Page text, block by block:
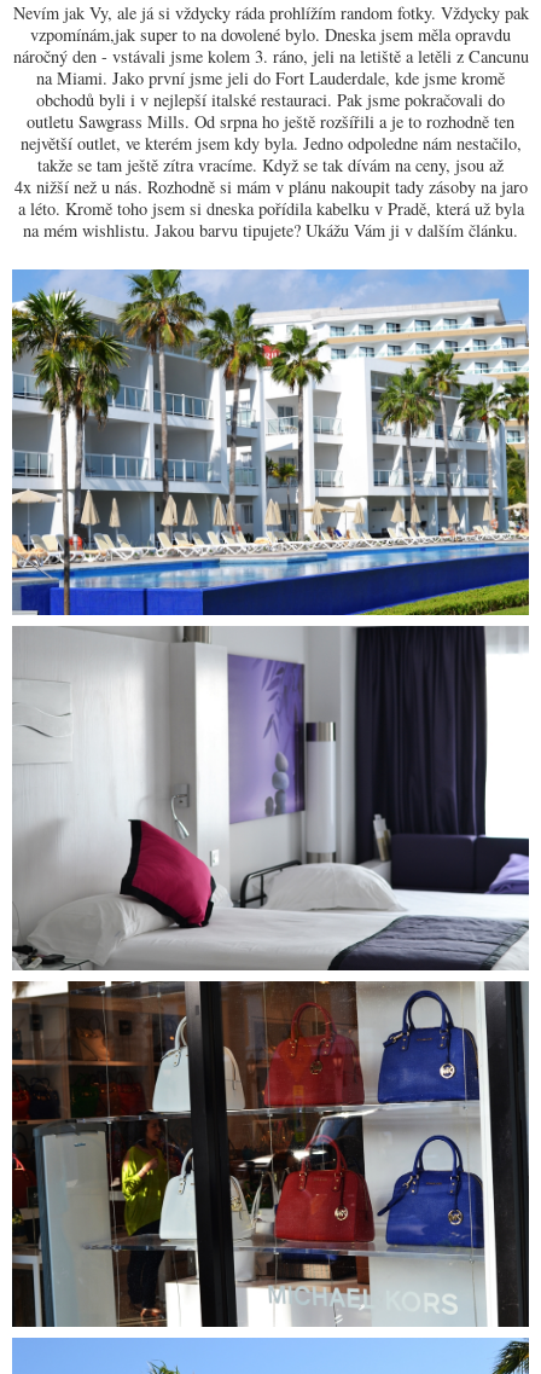
Nevím jak Vy, ale já si vždycky ráda prohlížím random fotky. Vždycky pak
vzpomínám,jak super to na dovolené bylo. Dneska jsem měla opravdu
náročný den - vstávali jsme kolem 3. ráno, jeli na letiště a letěli z Cancunu
na Miami. Jako první jsme jeli do Fort Lauderdale, kde jsme kromě
obchodů byli i v nejlepší italské restauraci. Pak jsme pokračovali do
outletu Sawgrass Mills. Od srpna ho ještě rozšířili a je to rozhodně ten
největší outlet, ve kterém jsem kdy byla. Jedno odpoledne nám nestačilo,
takže se tam ještě zítra vracíme. Když se tak dívám na ceny, jsou až
4x nižší než u nás. Rozhodně si mám v plánu nakoupit tady zásoby na jaro
a léto. Kromě toho jsem si dneska pořídila kabelku v Pradě, která už byla
na mém wishlistu. Jakou barvu tipujete? Ukážu Vám ji v dalším článku.